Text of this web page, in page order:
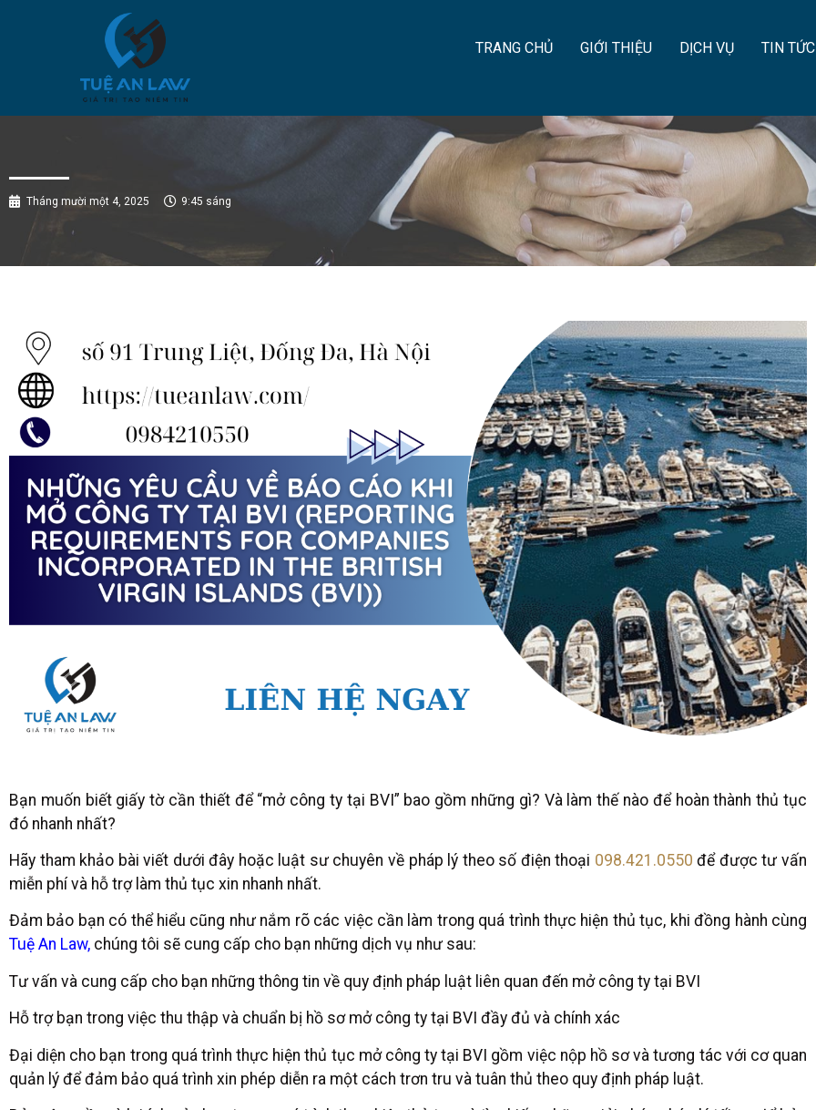
TRANG CHỦ GIỚI THIỆU DỊCH VỤ TIN TỨC
Tháng mười một 4, 2025 9:45 sáng
Bạn muốn biết giấy tờ cần thiết để “mở công ty tại BVI” bao gồm những gì? Và làm thế nào để hoàn thành thủ tục
đó nhanh nhất?
Hãy tham khảo bài viết dưới đây hoặc luật sư chuyên về pháp lý theo số điện thoại 098.421.0550 để được tư vấn
miễn phí và hỗ trợ làm thủ tục xin nhanh nhất.
Đảm bảo bạn có thể hiểu cũng như nắm rõ các việc cần làm trong quá trình thực hiện thủ tục, khi đồng hành cùng
Tuệ An Law, chúng tôi sẽ cung cấp cho bạn những dịch vụ như sau:
Tư vấn và cung cấp cho bạn những thông tin về quy định pháp luật liên quan đến mở công ty tại BVI
Hỗ trợ bạn trong việc thu thập và chuẩn bị hồ sơ mở công ty tại BVI đầy đủ và chính xác
Đại diện cho bạn trong quá trình thực hiện thủ tục mở công ty tại BVI gồm việc nộp hồ sơ và tương tác với cơ quan
quản lý để đảm bảo quá trình xin phép diễn ra một cách trơn tru và tuân thủ theo quy định pháp luật.